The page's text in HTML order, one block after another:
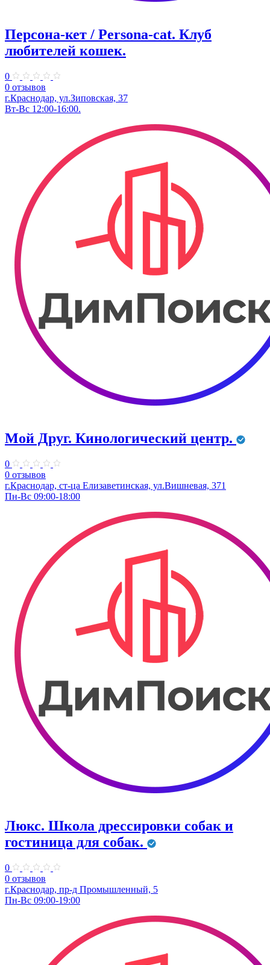
Персона-кет / Persona-cat. Клуб
любителей кошек.
0
0 отзывов
г.Краснодар, ул.Зиповская, 37
Вт-Вс 12:00-16:00.
Мой Друг. Кинологический центр.
0
0 отзывов
г.Краснодар, ст-ца Елизаветинская, ул.Вишневая, 371
Пн-Вс 09:00-18:00
Люкс. Школа дрессировки собак и
гостиница для собак.
0
0 отзывов
г.Краснодар, пр-д Промышленный, 5
Пн-Вс 09:00-19:00